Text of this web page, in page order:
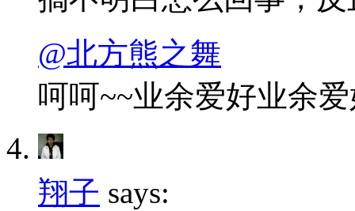
@北方熊之舞
呵呵~~业余爱好业余
翔子 says: